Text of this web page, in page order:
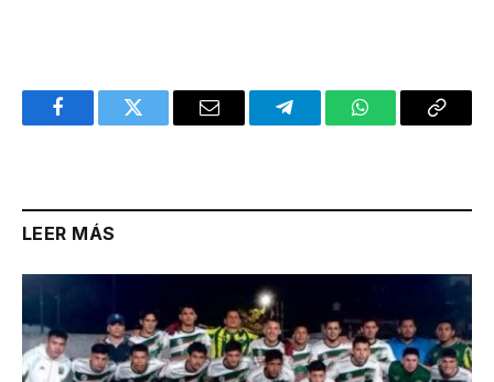
FacebookTwitter Email TelegramWhatsAppCopy
LEER MÁS